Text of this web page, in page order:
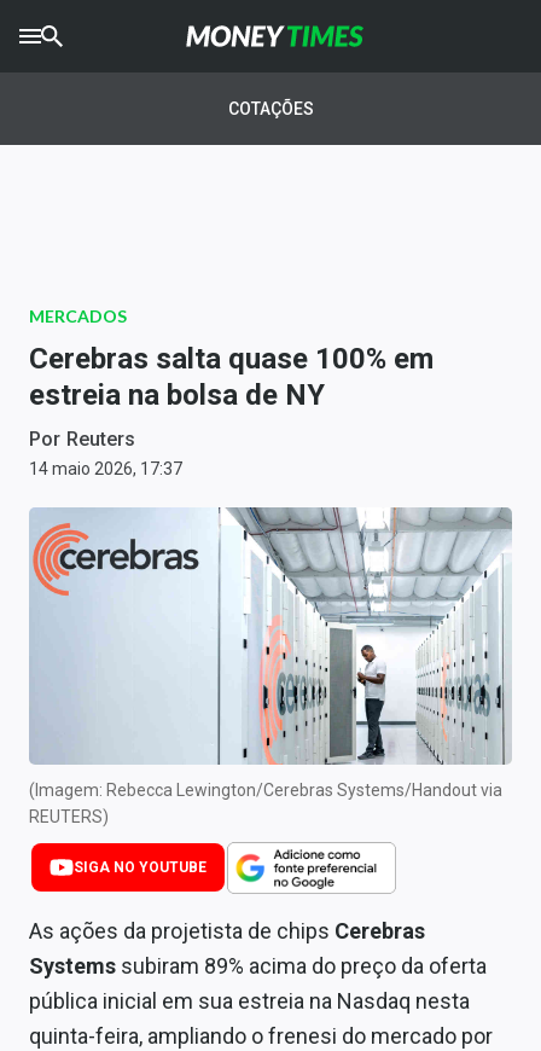
AGROTIMES
Newsletters
Money Trader
Anuncie
Últimas Notícias
Newsletters
Central de Dividendos
Central de Fundos Imobiliários
Central dos IPOs
Renda Fixa
Finanças Pessoais
Mercados
COTAÇÕES
MERCADOS
Cerebras salta quase 100% em
estreia na bolsa de NY
Por Reuters
14 maio 2026, 17:37
(Imagem: Rebecca Lewington/Cerebras Systems/Handout via
REUTERS)
SIGA NO YOUTUBE
As ações da projetista de chips Cerebras
Systems subiram 89% acima do preço da oferta
pública inicial em sua estreia na Nasdaq nesta
quinta-feira, ampliando o frenesi do mercado por